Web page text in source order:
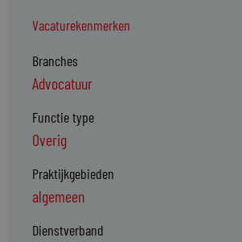
Vacaturekenmerken
Branches
Advocatuur
Functie type
Overig
Praktijkgebieden
algemeen
Dienstverband